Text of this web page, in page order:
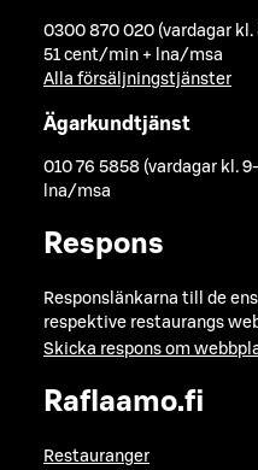
0300 870 020 (vardagar kl.
51 cent/min + lna/msa
Alla försäljningstjänster
Ägarkundtjänst
010 76 5858 (vardagar kl.
lna/msa
Respons
Responslänkarna till de
respektive restaurangs
Skicka respons om
Raflaamo.fi
Restauranger